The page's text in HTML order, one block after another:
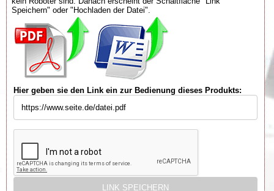
Speichern" oder "Hochladen der Datei".
Hier geben sie den Link ein zur Bedienung dieses Produkts: